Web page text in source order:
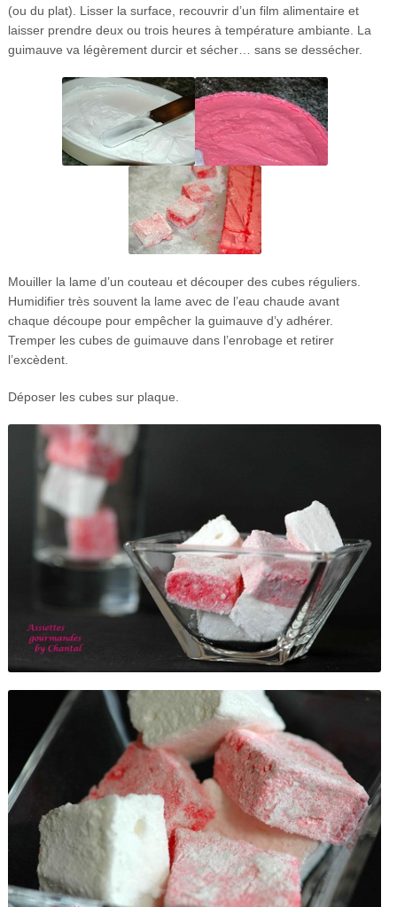
(ou du plat). Lisser la surface, recouvrir d’un film alimentaire et
laisser prendre deux ou trois heures à température ambiante. La
guimauve va légèrement durcir et sécher… sans se dessécher.
Mouiller la lame d’un couteau et découper des cubes réguliers.
Humidifier très souvent la lame avec de l’eau chaude avant
chaque découpe pour empêcher la guimauve d’y adhérer.
Tremper les cubes de guimauve dans l’enrobage et retirer
l’excèdent.
Déposer les cubes sur plaque.